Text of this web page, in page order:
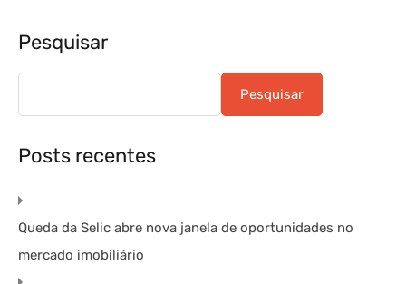
Pesquisar
Pesquisar
Posts recentes
Queda da Selic abre nova janela de oportunidades no
mercado imobiliário